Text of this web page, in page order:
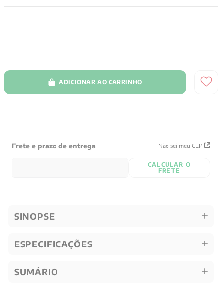
ADICIONAR AO CARRINHO
Frete e prazo de entrega Não sei meu CEP
CALCULAR O
FRETE
SINOPSE
ESPECIFICAÇÕES
SUMÁRIO